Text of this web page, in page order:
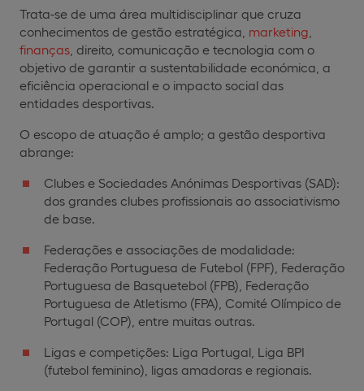
Trata-se de uma área multidisciplinar que cruza
conhecimentos de gestão estratégica, marketing
finanças , direito, comunicação e tecnologia com o
objetivo de garantir a sustentabilidade económica, a
eficiência operacional e o impacto social das
entidades desportivas.
O escopo de atuação é amplo; a gestão desportiva
abrange:
Clubes e Sociedades Anónimas Desportivas (SAD):
dos grandes clubes profissionais ao associativismo
de base.
Federações e associações de modalidade:
Federação Portuguesa de Futebol (FPF), Federação
Portuguesa de Basquetebol (FPB), Federação
Portuguesa de Atletismo (FPA), Comité Olímpico de
Portugal (COP), entre muitas outras.
Ligas e competições: Liga Portugal, Liga BPI
(futebol feminino), ligas amadoras e regionais.